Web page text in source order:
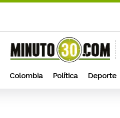
Colombia Política Deporte